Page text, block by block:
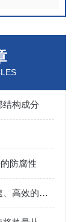
结构成分
防腐性
PP真空抽滤槽具有快速、高效的固液分离能力